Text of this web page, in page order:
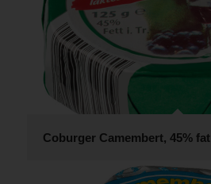
Coburger Camembert, 45%